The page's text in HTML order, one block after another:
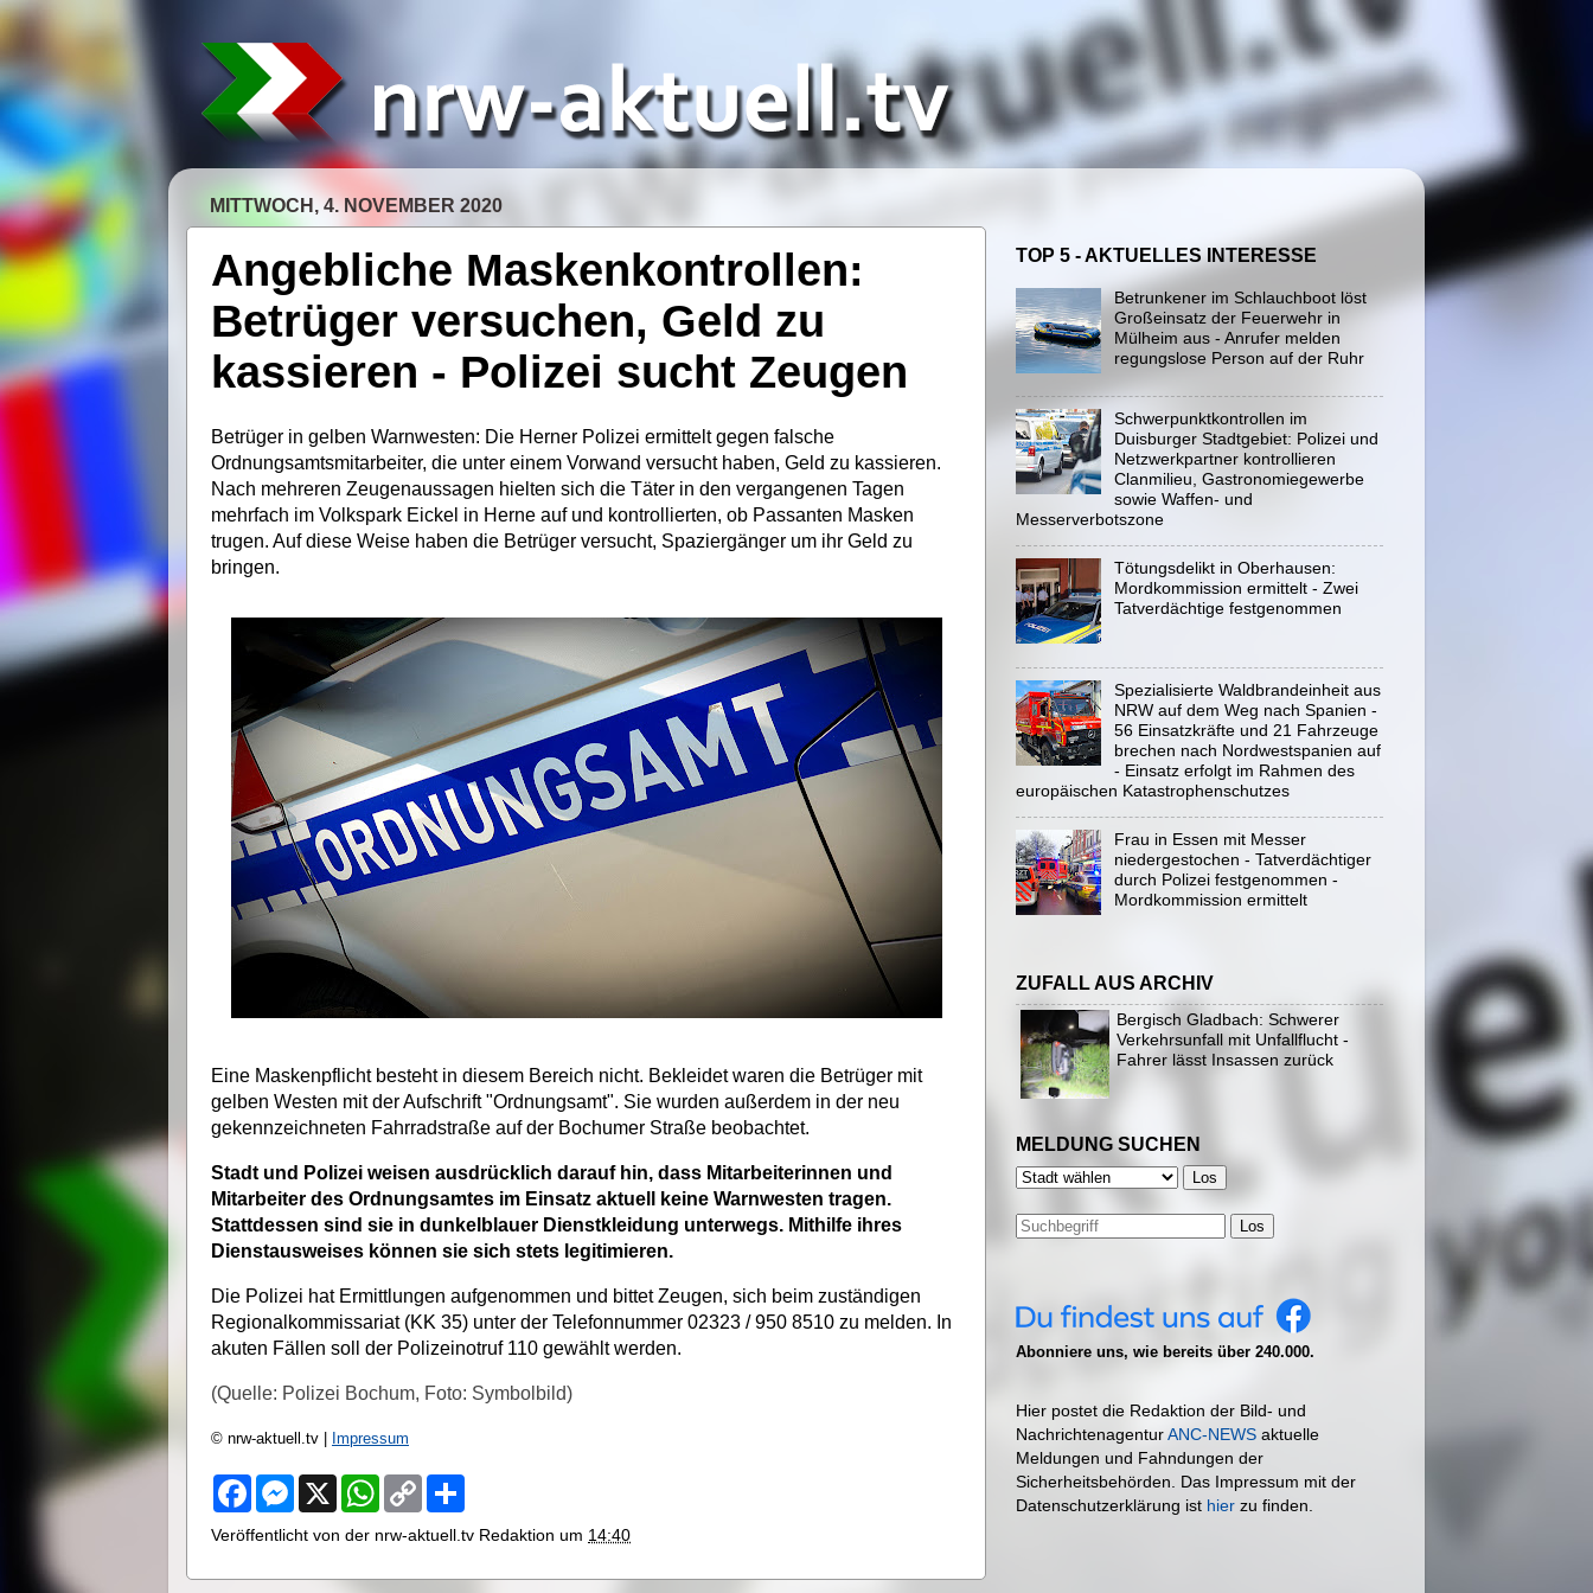
MITTWOCH, 4. NOVEMBER 2020
Angebliche Maskenkontrollen:
Betrüger versuchen, Geld zu
kassieren - Polizei sucht Zeugen
Betrüger in gelben Warnwesten: Die Herner Polizei ermittelt gegen falsche
Ordnungsamtsmitarbeiter, die unter einem Vorwand versucht haben, Geld zu kassieren.
Nach mehreren Zeugenaussagen hielten sich die Täter in den vergangenen Tagen
mehrfach im Volkspark Eickel in Herne auf und kontrollierten, ob Passanten Masken
trugen. Auf diese Weise haben die Betrüger versucht, Spaziergänger um ihr Geld zu
bringen.
Eine Maskenpflicht besteht in diesem Bereich nicht. Bekleidet waren die Betrüger mit
gelben Westen mit der Aufschrift "Ordnungsamt". Sie wurden außerdem in der neu
gekennzeichneten Fahrradstraße auf der Bochumer Straße beobachtet.
Stadt und Polizei weisen ausdrücklich darauf hin, dass Mitarbeiterinnen und
Mitarbeiter des Ordnungsamtes im Einsatz aktuell keine Warnwesten tragen.
Stattdessen sind sie in dunkelblauer Dienstkleidung unterwegs. Mithilfe ihres
Dienstausweises können sie sich stets legitimieren.
Die Polizei hat Ermittlungen aufgenommen und bittet Zeugen, sich beim zuständigen
Regionalkommissariat (KK 35) unter der Telefonnummer 02323 / 950 8510 zu melden. In
akuten Fällen soll der Polizeinotruf 110 gewählt werden.
(Quelle: Polizei Bochum, Foto: Symbolbild)
© nrw-aktuell.tv | Impressum
F
e
o
M
s
n
X
W
t
A
C
y
i
r
Veröffentlicht von der nrw-aktuell.tv Redaktion um 14:40
TOP 5 - AKTUELLES INTERESSE
Betrunkener im Schlauchboot löst
Großeinsatz der Feuerwehr in
Mülheim aus - Anrufer melden
regungslose Person auf der Ruhr
Schwerpunktkontrollen im
Duisburger Stadtgebiet: Polizei und
Netzwerkpartner kontrollieren
Clanmilieu, Gastronomiegewerbe
sowie Waffen- und
Messerverbotszone
Tötungsdelikt in Oberhausen:
Mordkommission ermittelt - Zwei
Tatverdächtige festgenommen
Spezialisierte Waldbrandeinheit aus
NRW auf dem Weg nach Spanien -
56 Einsatzkräfte und 21 Fahrzeuge
brechen nach Nordwestspanien auf
- Einsatz erfolgt im Rahmen des
europäischen Katastrophenschutzes
Frau in Essen mit Messer
niedergestochen - Tatverdächtiger
durch Polizei festgenommen -
Mordkommission ermittelt
ZUFALL AUS ARCHIV
Bergisch Gladbach: Schwerer
Verkehrsunfall mit Unfallflucht -
Fahrer lässt Insassen zurück
MELDUNG SUCHEN
Los
Abonniere uns, wie bereits über 240.000.
Hier postet die Redaktion der Bild- und
NachrichtenagenturANC-NEWS aktuelle
Meldungen und Fahndungen der
Sicherheitsbehörden. Das Impressum mit der
Datenschutzerklärung ist hier zu finden.